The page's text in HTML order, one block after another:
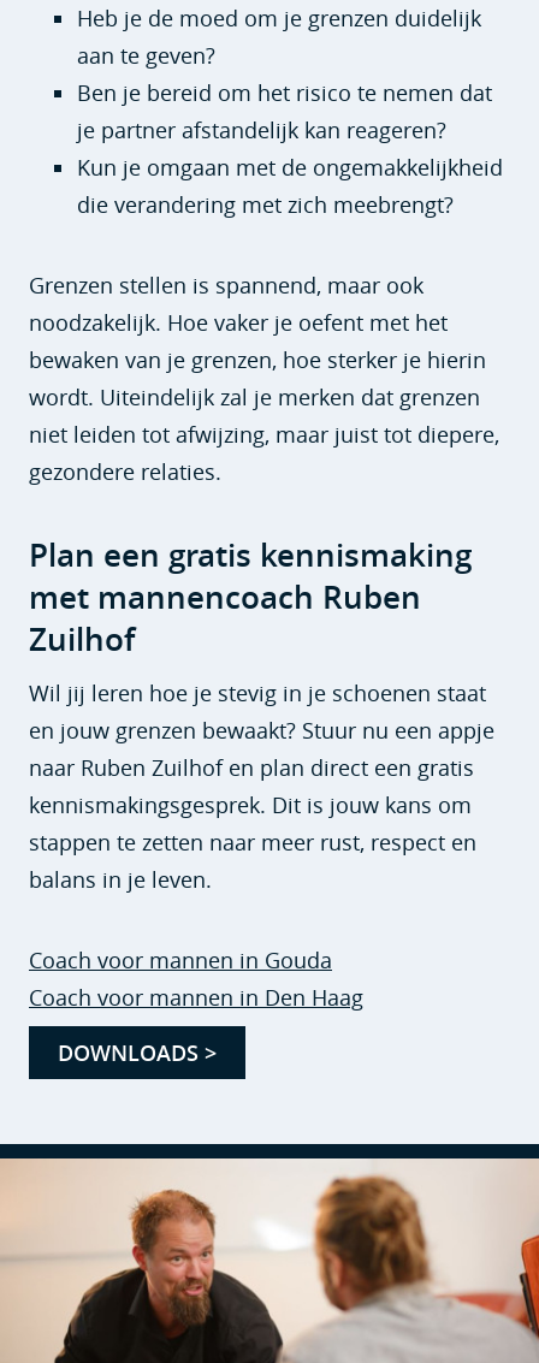
Heb je de moed om je grenzen duidelijk
aan te geven?
Ben je bereid om het risico te nemen dat
je partner afstandelijk kan reageren?
Kun je omgaan met de ongemakkelijkheid
die verandering met zich meebrengt?
Grenzen stellen is spannend, maar ook
noodzakelijk. Hoe vaker je oefent met het
bewaken van je grenzen, hoe sterker je hierin
wordt. Uiteindelijk zal je merken dat grenzen
niet leiden tot afwijzing, maar juist tot diepere,
gezondere relaties.
Plan een gratis kennismaking
met mannencoach Ruben
Zuilhof
Wil jij leren hoe je stevig in je schoenen staat
en jouw grenzen bewaakt? Stuur nu een appje
naar Ruben Zuilhof en plan direct een gratis
kennismakingsgesprek. Dit is jouw kans om
stappen te zetten naar meer rust, respect en
balans in je leven.
Coach voor mannen in Gouda
Coach voor mannen in Den Haag
DOWNLOADS >